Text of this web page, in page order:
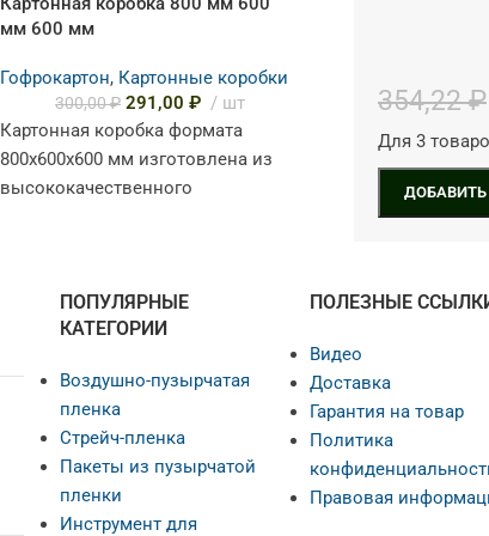
мм 600 мм
Гофрокартон, Картонные коробки
300,00₽ 291,00₽
шт
Картонная коробка формата
800х600х600 мм изготовлена из
высококачественного
тяжелых
354,22₽
Для 3
ДОБАВИТЬ
ПОПУЛЯРНЫЕ
КАТЕГОРИИ
Воздушно-пузырчатая
пленка
Стрейч-пленка
Пакеты из пузырчатой
пленки
Инструмент для
ПОЛЕЗНЫЕ
Видео
Доставка
Гарантия на товар
Политика
Правовая